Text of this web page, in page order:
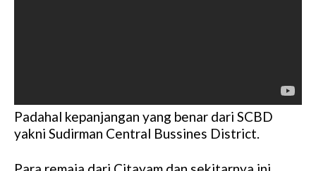
Padahal kepanjangan yang benar dari SCBD
yakni Sudirman Central Bussines District.